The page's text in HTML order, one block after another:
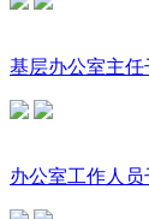
基层办公室主
办公室工作人